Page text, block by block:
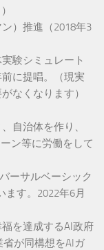
）推進（2018年3
験シミュレート
に提唱。（現実
なくなります）
自治体を作り、
ン等に労働をして
ーサルベーシック
ます。2022年6月
を達成するAI政府
が同構想をAIガ